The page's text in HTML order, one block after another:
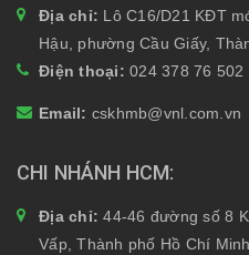
Địa chỉ: Lô C16/D21 KĐT
Hậu, phường Cầu Giấy,
Điện thoại: 024 378 76 502
Email: cskhmb@vnl.com.vn
CHI NHÁNH HCM
Địa chỉ:44-46 đường số 8
Vấp, Thành phố Hồ Chí Minh